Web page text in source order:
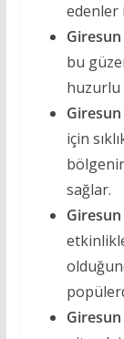
edenler
bu
huzurlu
Giresun
için
sağlar.